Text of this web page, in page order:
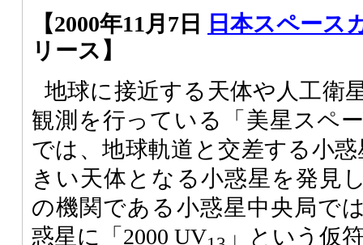
【2000年11月7日
日本スペース
リース】
地球に接近する天体や人工衛
観測を行っている「美星スペ
では、地球軌道と交差する小
きい天体となる小惑星を発見
の機関である小惑星中央局で
惑星に「2000 UV
」という仮